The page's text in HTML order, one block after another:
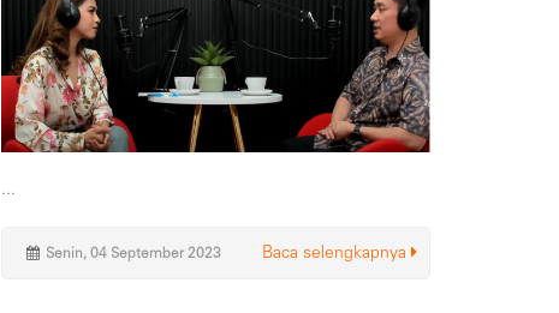
...
Senin, 04 September 2023 Baca selengkapnya